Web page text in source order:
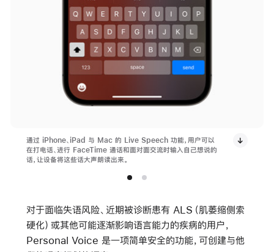
通过 iPhone、iPad 与 Mac 的 Live Speech 功能，用户可以
在打电话、进行 FaceTime 通话和面对面交流时输入自己想说的
话，让设备将这些话大声朗读出来。
对于面临失语风险、近期被诊断患有 ALS（肌萎缩侧索
硬化）或其他可能逐渐影响语言能力的疾病的用户，
Personal Voice 是一项简单安全的功能，可创建与他